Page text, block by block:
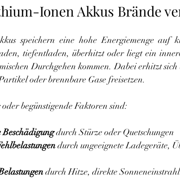
Ionen Akkus Brände
speichern eine hohe Energiemenge auf
tiefentladen, überhitzt oder liegt ein
Durchgehen kommen. Dabei erhitzt
oder brennbare Gase freisetzen.
oder begünstigende Faktoren sind:
Beschädigung durch Stürze oder Quetschungen
durch ungeeignete Ladegeräte,
durch Hitze, direkte